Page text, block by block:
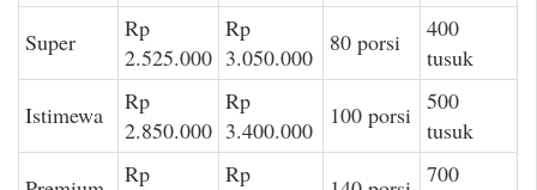
Super
Rp
2.525.000
Rp
3.050.000
80 porsi
400
tusuk
Istimewa
Rp
2.850.000
Rp
3.400.000
100 porsi 500
tusuk
Rp
Rp
700